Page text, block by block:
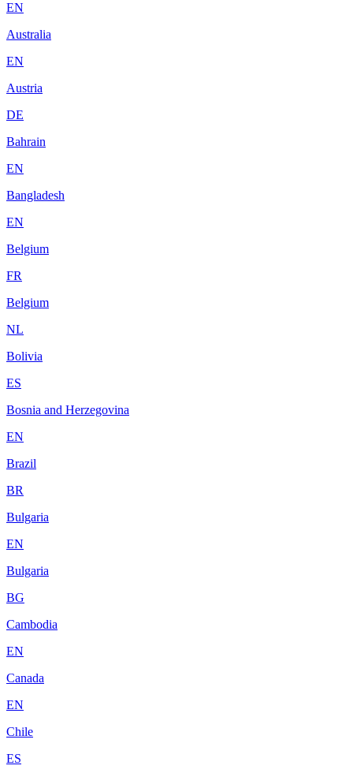
EN
Australia
EN
Austria
DE
Bahrain
EN
Bangladesh
EN
Belgium
FR
Belgium
NL
Bolivia
ES
Bosnia and Herzegovina
EN
Brazil
BR
Bulgaria
EN
Bulgaria
BG
Cambodia
EN
Canada
EN
Chile
ES